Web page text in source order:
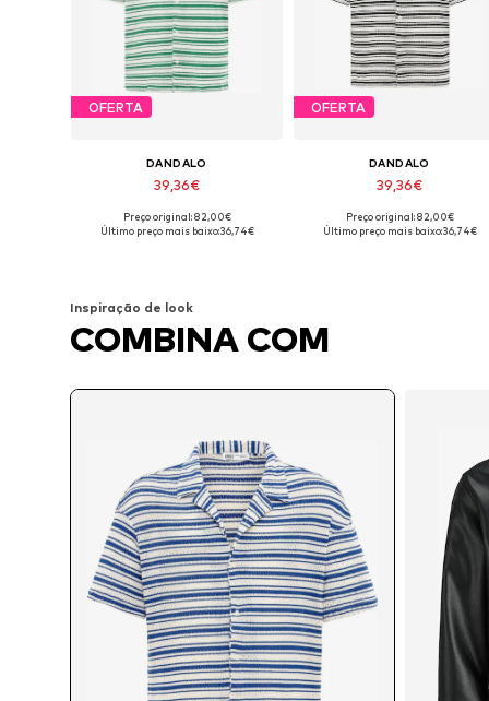
OFERTA
DANDALO
39,36€
Tamanhos disponíveis: S, M, L, XL
Preço original: 82,00€
Último preço mais baixo:36,74€
OFERTA
DANDALO
39,36€
Tamanhos disponíveis: S, M, L, XL
Preço original: 82,00€
Último preço mais baixo:36,74€
Inspiração de look
COMBINA COM